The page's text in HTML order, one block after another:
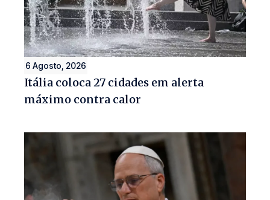
6 Agosto, 2026
Itália coloca 27 cidades em alerta
máximo contra calor